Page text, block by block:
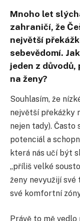
Mnoho let
zahraničí, že
největší
sebevědomí.
jeden z
na ženy?
Souhlasím, že
největší překážky
nejen tady). Často
potenciál a
která nás učí být
„příliš velké
ženy nevyužijí
své komfortní
Právě to mě